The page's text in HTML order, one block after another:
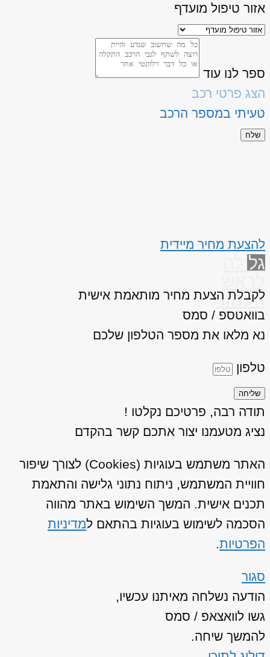
אזור טיפול מועדף
ספר לנו עוד
הצג פרטי רכב
טעיתי במספר הרכב
שלח
להצעת מחיר מיידית
גלילה
העמוד
לקבלת הצעת מחיר מותאמת אישית
בוואטספ / סמס
נא מלאו את מספר הטלפון שלכם
טלפון
שליחה
תודה רבה, פרטיכם נקלטו !
נציג מטעמנו יצור אתכם קשר בהקדם
האתר משתמש בעוגיות (Cookies) לצורך שיפור
חוויית המשתמש, ניתוח נתוני גלישה והתאמת
תכנים אישית. המשך השימוש באתר מהווה
הסכמה לשימוש בעוגיות בהתאם למדיניות
הפרטיות.
סגור
הודעה נשלחה מאיתנו עכשיו,
גשו לוואצאפ / סמס
להמשך שיחה.